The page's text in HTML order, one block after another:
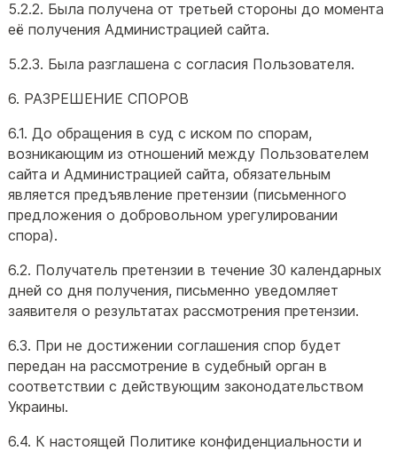
5.2.2. Была получена от третьей стороны до момента
её получения Администрацией сайта.
5.2.3. Была разглашена с согласия Пользователя.
6. РАЗРЕШЕНИЕ СПОРОВ
6.1. До обращения в суд с иском по спорам,
возникающим из отношений между Пользователем
сайта и Администрацией сайта, обязательным
является предъявление претензии (письменного
предложения о добровольном урегулировании
спора).
6.2. Получатель претензии в течение 30 календарных
дней со дня получения, письменно уведомляет
заявителя о результатах рассмотрения претензии.
6.3. При не достижении соглашения спор будет
передан на рассмотрение в судебный орган в
соответствии с действующим законодательством
Украины.
6.4. К настоящей Политике конфиденциальности и